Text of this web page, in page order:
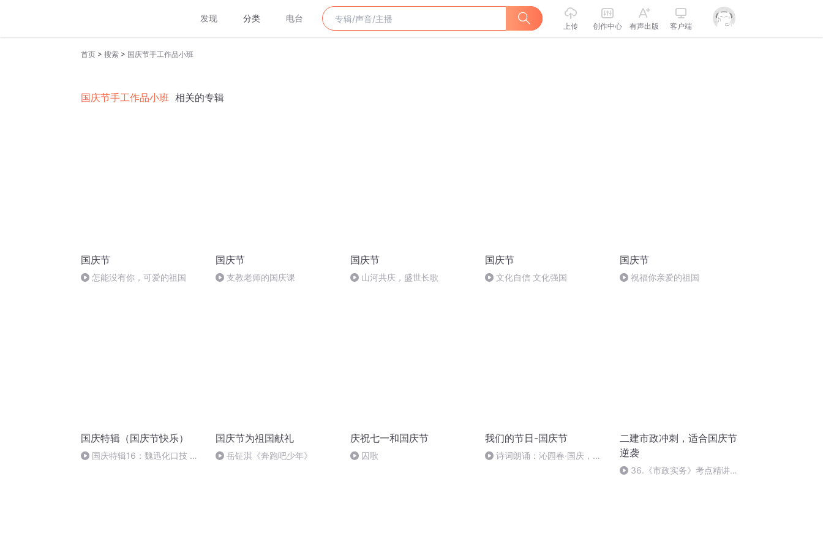
发现 分类 电台
上传 创作中心 有声出版 客户端
首页 > 搜索 > 国庆节手工作品小班
国庆节手工作品小班 相关的专辑
国庆节
怎能没有你，可爱的祖国
国庆节
支教老师的国庆课
国庆节
山河共庆，盛世长歌
国庆节
文化自信 文化强国
国庆节
祝福你亲爱的祖国
国庆特辑（国庆节快乐）
国庆特辑16：魏迅化口技 二
国庆节为祖国献礼
岳钲淇《奔跑吧少年》
庆祝七一和国庆节
囚歌
我们的节日-国庆节
诗词朗诵：沁园春·国庆，朗
二建市政冲刺，适合国庆节
逆袭
36.《市政实务》考点精讲第